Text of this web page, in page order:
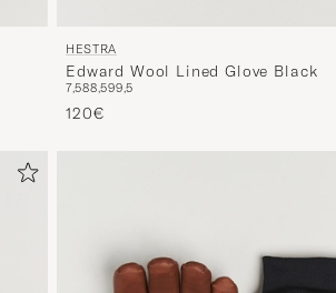
HESTRA
Edward Wool Lined Glove Black
7,588,599,5
120€